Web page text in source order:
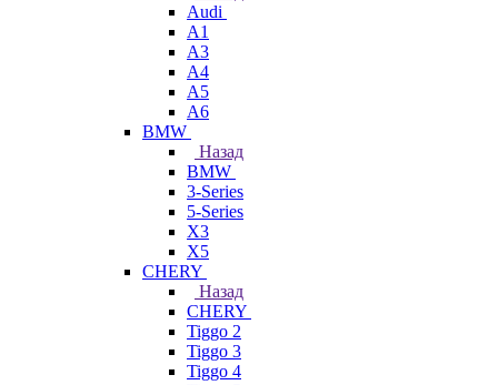
Audi
A1
A3
A4
A5
A6
BMW
Назад
BMW
3-Series
5-Series
X3
X5
CHERY
Назад
CHERY
Tiggo 2
Tiggo 3
Tiggo 4